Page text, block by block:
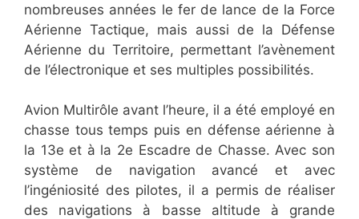
nombreuses années le fer de lance de la Force
Aérienne Tactique, mais aussi de la Défense
Aérienne du Territoire, permettant l’avènement
de l’électronique et ses multiples possibilités.
Avion Multirôle avant l’heure, il a été employé en
chasse tous temps puis en défense aérienne à
la 13e et à la 2e Escadre de Chasse. Avec son
système de navigation avancé et avec
l’ingéniosité des pilotes, il a permis de réaliser
des navigations à basse altitude à grande